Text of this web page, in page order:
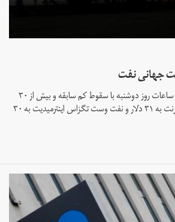
جهانی نفت
قیمت نفت خام در نخستین ساعات روز دوشنبه با سقوط کم سابقه و بیش از ۳۰
درصدی روبه‌رو شد و نفت برنت به ۳۱ دلار و نفت وست تگزاس اینترمیدیت به ۳۰